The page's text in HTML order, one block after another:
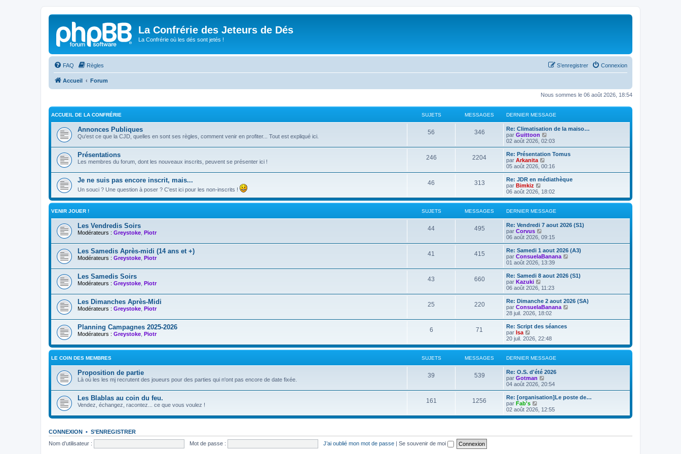
La Confrérie des Jeteurs de Dés
La Confrérie où les dés sont jetés !
FAQ Règles Connexion
S’enregistrer
Accueil Forum
Nous sommes le 06 août 2026, 18:54
ACCUEIL DE LA CONFRÉRIE SUJETS MESSAGES DERNIER MESSAGE
Annonces Publiques
Qu'est ce que la CJD, quelles en sont ses règles, comment venir en profiter... Tout est expliqué ici.
56 346
Re: Climatisation de la maiso…
par Guittoon
o
i
r
e
e
r
n
i
e
m
e
s
a
g
e
02 août 2026, 02:03
Présentations
Les membres du forum, dont les nouveaux inscrits, peuvent se présenter ici !
246 2204
Re: Présentation Tomus
par Arkanita
o
i
r
e
e
r
n
i
e
m
e
s
s
a
g
e
05 août 2026, 00:16
Je ne suis pas encore inscrit, mais...
Un souci ? Une question à poser ? C'est ici pour les non-inscrits !
46 313
Re: JDR en médiathèque
par Bimkiz
o
i
r
l
e
r
n
i
e
r
m
e
s
a
g
e
06 août 2026, 18:02
VENIR JOUER ! SUJETS MESSAGES DERNIER MESSAGE
Les Vendredis Soirs
Modérateurs : Greystoke Piotr
44 495
Re: Vendredi 7 aout 2026 (S1)
par Corvus
o
i
r
l
e
r
n
i
r
m
e
s
s
g
e
06 août 2026, 09:15
Les Samedis Après-midi (14 ans et +)
Modérateurs : Greystoke Piotr
41 415
Re: Samedi 1 aout 2026 (A3)
par ConsuelaBanana
i
r
e
r
s
g
01 août 2026, 13:39
Les Samedis Soirs
Modérateurs : Greystoke Piotr
43 660
Re: Samedi 8 aout 2026 (S1)
par Kazuki
o
i
r
l
e
r
n
i
e
m
e
s
s
a
g
e
06 août 2026, 11:23
Les Dimanches Après-Midi
Modérateurs : Greystoke Piotr
25 220
Re: Dimanche 2 aout 2026 (SA)
par ConsuelaBanana
i
e
i
e
s
g
28 juil. 2026, 18:02
Planning Campagnes 2025-2026
Modérateurs : Greystoke Piotr
6 71
Re: Script des séances
par Isa
o
i
r
l
e
r
n
i
e
r
m
e
a
20 juil. 2026, 22:48
LE COIN DES MEMBRES SUJETS MESSAGES DERNIER MESSAGE
Proposition de partie
Là où les les mj recrutent des joueurs pour des parties qui n'ont pas encore de date fixée.
39 539
Re: O.S. d'été 2026
par Gotman
o
i
r
e
e
i
04 août 2026, 20:54
Les Blablas au coin du feu.
Vendez, échangez, racontez... ce que vous voulez !
161 1256
Re: [organisation]Le poste de…
par Fab's
o
i
02 août 2026, 12:55
CONNEXION • S’ENREGISTRER
Nom d’utilisateur :
Mot de passe : J’ai oublié mon mot de passe | Se souvenir de moi